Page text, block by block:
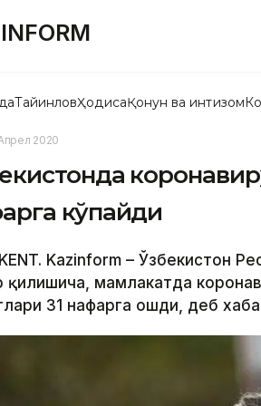
ТайинловҲодисаҚонун ва интизом
Апрел 2020
кўпайди
Kazinform – Ўзбекистон
қилишича, мамлакатда
31 нафарга ошди, деб